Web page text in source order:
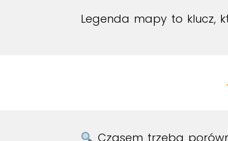
Legenda mapy to klucz,
Czasem trzeba